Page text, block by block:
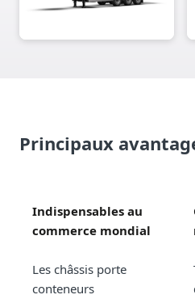
Principaux
Indispensables au
commerce mondial
Les châssis porte
conteneurs